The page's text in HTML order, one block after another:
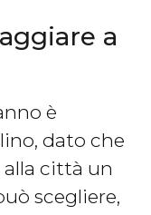
a
è
dato che
città un
scegliere,